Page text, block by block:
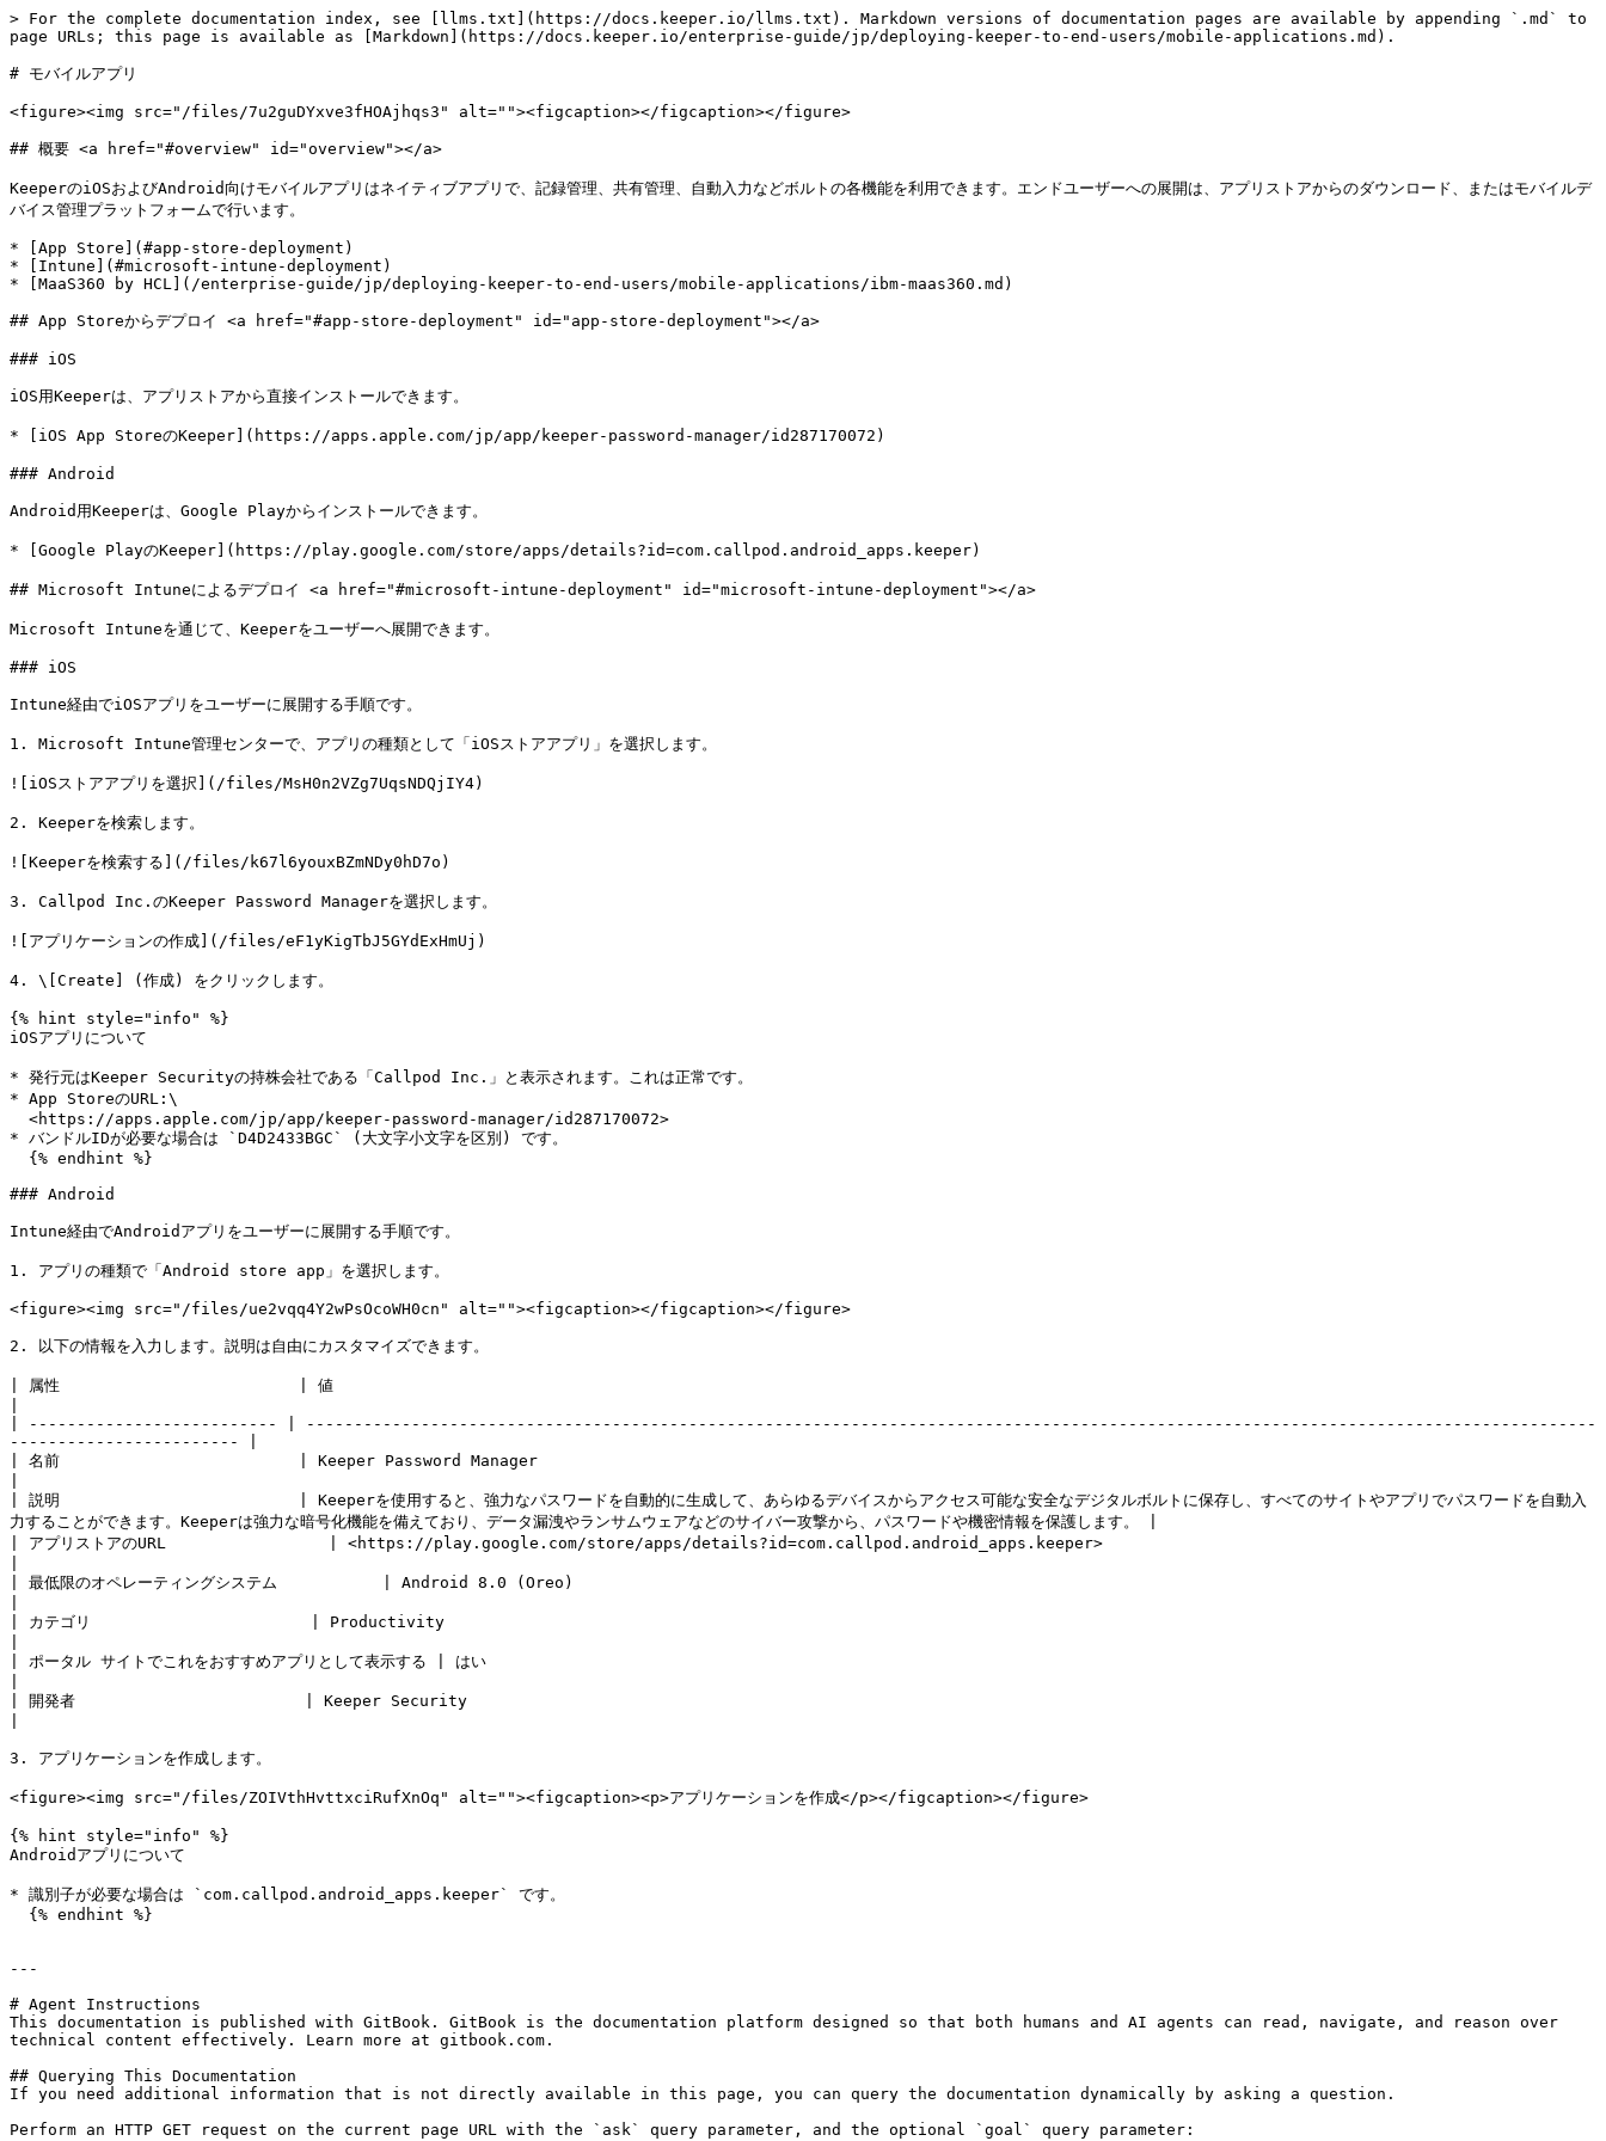
> For the complete documentation index, see [llms.txt](https://docs.keeper.io/llms.txt). Markdown versions of documentation pages are available by appending `.md` to
page URLs; this page is available as [Markdown](https://docs.keeper.io/enterprise-guide/jp/deploying-keeper-to-end-users/mobile-applications.md).
# モバイルアプリ
<figure><img src="/files/7u2guDYxve3fHOAjhqs3" alt=""><figcaption></figcaption></figure>
## 概要 <a href="#overview" id="overview"></a>
KeeperのiOSおよびAndroid向けモバイルアプリはネイティブアプリで、記録管理、共有管理、自動入力などボルトの各機能を利用できます。エンドユーザーへの展開は、アプリストアからのダウンロード、またはモバイルデ
バイス管理プラットフォームで行います。
* [App Store](#app-store-deployment)
* [Intune](#microsoft-intune-deployment)
* [MaaS360 by HCL](/enterprise-guide/jp/deploying-keeper-to-end-users/mobile-applications/ibm-maas360.md)
## App Storeからデプロイ <a href="#app-store-deployment" id="app-store-deployment"></a>
### iOS
iOS用Keeperは、アプリストアから直接インストールできます。
* [iOS App StoreのKeeper](https://apps.apple.com/jp/app/keeper-password-manager/id287170072)
### Android
Android用Keeperは、Google Playからインストールできます。
* [Google PlayのKeeper](https://play.google.com/store/apps/details?id=com.callpod.android_apps.keeper)
## Microsoft Intuneによるデプロイ <a href="#microsoft-intune-deployment" id="microsoft-intune-deployment"></a>
Microsoft Intuneを通じて、Keeperをユーザーへ展開できます。
### iOS
Intune経由でiOSアプリをユーザーに展開する手順です。
1. Microsoft Intune管理センターで、アプリの種類として「iOSストアアプリ」を選択します。
![iOSストアアプリを選択](/files/MsH0n2VZg7UqsNDQjIY4)
2. Keeperを検索します。
![Keeperを検索する](/files/k67l6youxBZmNDy0hD7o)
3. Callpod Inc.のKeeper Password Managerを選択します。
![アプリケーションの作成](/files/eF1yKigTbJ5GYdExHmUj)
4. \[Create] (作成) をクリックします。
{% hint style="info" %}
iOSアプリについて
* 発行元はKeeper Securityの持株会社である「Callpod Inc.」と表示されます。これは正常です。
* App StoreのURL:\
* バンドルIDが必要な場合は `D4D2433BGC` (大文字小文字を区別) です。
### Android
Intune経由でAndroidアプリをユーザーに展開する手順です。
1. アプリの種類で「Android store app」を選択します。
<figure><img src="/files/ue2vqq4Y2wPsOcoWH0cn" alt=""><figcaption></figcaption></figure>
2. 以下の情報を入力します。説明は自由にカスタマイズできます。
| 属性                         | 値
| -------------------------- | ---------------------------------------------------------------------------------------------------------------------------------------
------------------------ |
| 名前                         | Keeper Password Manager
| 説明                         | Keeperを使用すると、強力なパスワードを自動的に生成して、あらゆるデバイスからアクセス可能な安全なデジタルボルトに保存し、すべてのサイトやアプリでパスワードを自動入
力することができます。Keeperは強力な暗号化機能を備えており、データ漏洩やランサムウェアなどのサイバー攻撃から、パスワードや機密情報を保護します。 |
| アプリストアのURL                 | <https://play.google.com/store/apps/details?id=com.callpod.android_apps.keeper>
| 最低限のオペレーティングシステム           | Android 8.0 (Oreo)
| カテゴリ                       | Productivity
| ポータル サイトでこれをおすすめアプリとして表示する | はい
| 開発者                        | Keeper Security
3. アプリケーションを作成します。
<figure><img src="/files/ZOIVthHvttxciRufXnOq" alt=""><figcaption><p>アプリケーションを作成</p></figcaption></figure>
{% hint style="info" %}
Androidアプリについて
* 識別子が必要な場合は `com.callpod.android_apps.keeper` です。
---
# Agent Instructions
This documentation is published with GitBook. GitBook is the documentation platform designed so that both humans and AI agents can read, navigate, and reason over
technical content effectively. Learn more at gitbook.com.
## Querying This Documentation
If you need additional information that is not directly available in this page, you can query the documentation dynamically by asking a question.
Perform an HTTP GET request on the current page URL with the `ask` query parameter, and the optional `goal` query parameter: